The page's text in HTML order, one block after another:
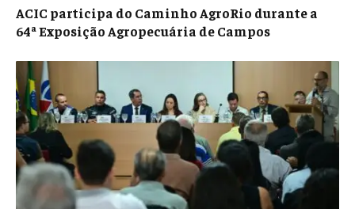
ACIC participa do Caminho AgroRio durante a
64ª Exposição Agropecuária de Campos